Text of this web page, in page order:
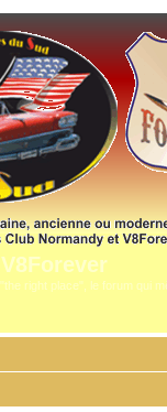
right place", le forum qui